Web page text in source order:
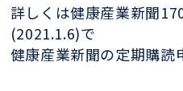
詳しくは健康産業新聞
(2021.1.6)で
健康産業新聞の定期購読